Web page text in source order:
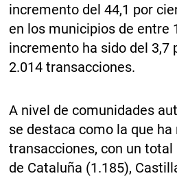
incremento del 44,1 por
en los municipios de entre
incremento ha sido del 3,7
2.014 transacciones.
A nivel de comunidades
se destaca como la que
transacciones, con un total
de Cataluña (1.185),